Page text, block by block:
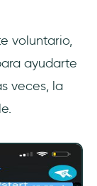
voluntario,
ayudarte
veces, la